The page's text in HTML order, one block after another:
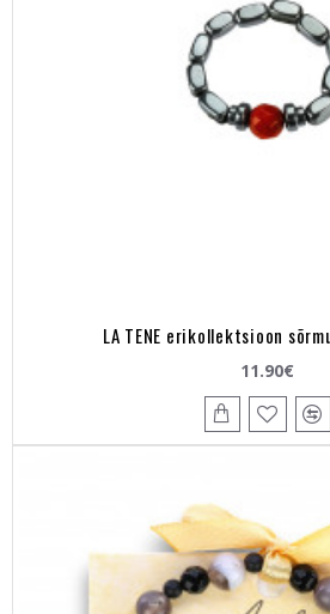
LA TENE erikollektsioon
11.90€